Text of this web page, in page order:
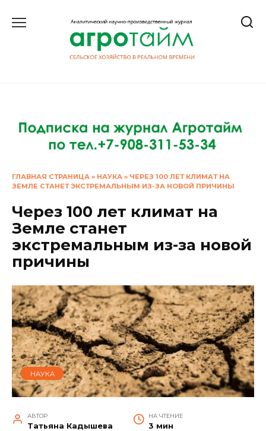
ГЛАВНАЯ СТРАНИЦА » НАУКА » ЧЕРЕЗ 100 ЛЕТ КЛИМАТ НА
ЗЕМЛЕ СТАНЕТ ЭКСТРЕМАЛЬНЫМ ИЗ-ЗА НОВОЙ ПРИЧИНЫ
Через 100 лет климат на
Земле станет
экстремальным из-за новой
причины
НАУКА
АВТОР
Татьяна Кадышева
НА ЧТЕНИЕ
3 мин